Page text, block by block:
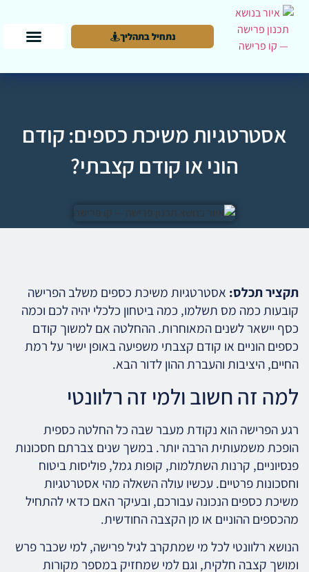
נתחיל בתהליך
אסטרטגיות משיכת כספים: קודם
הוני או קודם קצבתי?
תקציר תכלס: אסטרטגיות משיכת כספים משלב הפרישה
קובעות כמה מס תשלמו, כמה ביטחון כלכלי יהיה לכם וכמה
כסף יישאר לשנים המאוחרות. ההחלטה אם למשוך קודם
כספים הוניים או קודם קצבתי משפיעה באופן ישיר על רמת
החיים, היציבות והעברת ההון לדור הבא.
למה זה חשוב ולמי זה רלוונטי
רגע הפרישה הוא נקודת מעבר שבה כל החלטה כספית
הופכת משמעותית הרבה יותר. במשך שנים צברתם חסכונות
פנסיוניים, קרנות השתלמות, קופות גמל, פוליסות ביטוח
וחסכונות פרטיים. עכשיו עולה השאלה מהי אסטרטגיות
משיכת כספים הנכונה עבורכם, ובעיקר האם כדאי להתחיל
מהכספים ההוניים או מן הקצבה החודשית.
הנושא רלוונטי לכל מי שמתקרב לגיל פרישה, למי שכבר פרש
ומושך קצבה חלקית, וגם למי שמחזיק במספר מקורות